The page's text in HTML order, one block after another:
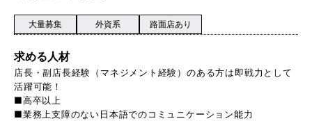
大量募集 外資系 路面店あり
求める人材
店長・副店長経験（マネジメント経験）のある方は即戦力として
活躍可能！
■高卒以上
■業務上支障のない日本語でのコミュニケーション能力